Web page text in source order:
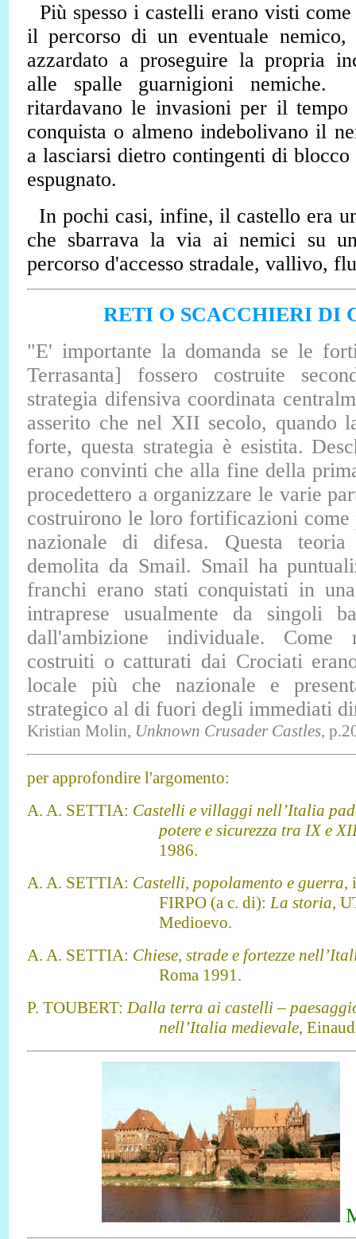
Più spesso i castelli erano visti
il percorso di un eventuale nemico,
azzardato a proseguire la propria
alle spalle guarnigioni
ritardavano le invasioni per il tempo
conquista o almeno indebolivano il
a lasciarsi dietro contingenti di
espugnato.
In pochi casi, infine, il castello era
che sbarrava la via ai nemici su
percorso d'accesso stradale, vallivo,
RETI O SCACCHIERI DI
"E' importante la domanda se le
Terrasanta] fossero costruite
strategia difensiva coordinata
asserito che nel XII secolo, quando
forte, questa strategia è esistita.
erano convinti che alla fine della
procedettero a organizzare le varie
costruirono le loro fortificazioni come
nazionale di difesa. Questa teoria
demolita da Smail. Smail ha
franchi erano stati conquistati in
intraprese usualmente da singoli
dall'ambizione individuale.
costruiti o catturati dai Crociati
locale più che nazionale e
strategico al di fuori degli immediati
Kristian Molin, Unknown Crusader Castles,
per approfondire l'argomento:
A. A. SETTIA: Castelli e villaggi nell’Italia
potere e sicurezza tra IX e
1986.
A. A. SETTIA: Castelli, popolamento e guerra,
FIRPO (a c. di):La storia,
Medioevo.
A. A. SETTIA: Chiese, strade e fortezze
Roma 1991.
P. TOUBERT:Dalla terra ai castelli –
nell’Italia medievale,